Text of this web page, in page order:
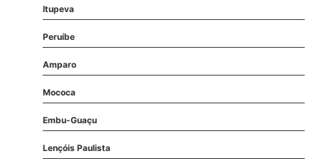
Itupeva
Peruíbe
Amparo
Mococa
Embu-Guaçu
Lençóis Paulista